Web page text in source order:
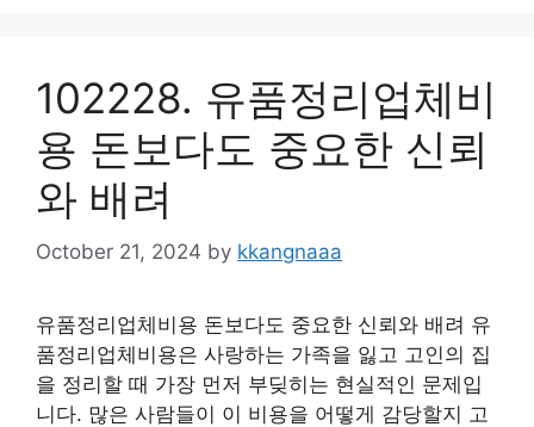
102228. 유품정리업체비
용 돈보다도 중요한 신뢰
와 배려
October 21, 2024 by kkangnaaa
유품정리업체비용 돈보다도 중요한 신뢰와 배려 유
품정리업체비용은 사랑하는 가족을 잃고 고인의 집
을 정리할 때 가장 먼저 부딪히는 현실적인 문제입
니다. 많은 사람들이 이 비용을 어떻게 감당할지 고